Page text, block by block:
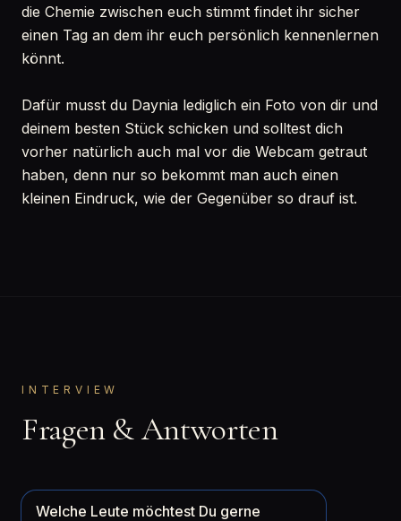
die Chemie zwischen euch stimmt findet ihr sicher
einen Tag an dem ihr euch persönlich kennenlernen
könnt.
Dafür musst du Daynia lediglich ein Foto von dir und
deinem besten Stück schicken und solltest dich
vorher natürlich auch mal vor die Webcam getraut
haben, denn nur so bekommt man auch einen
kleinen Eindruck, wie der Gegenüber so drauf ist.
INTERVIEW
Fragen & Antworten
Welche Leute möchtest Du gerne